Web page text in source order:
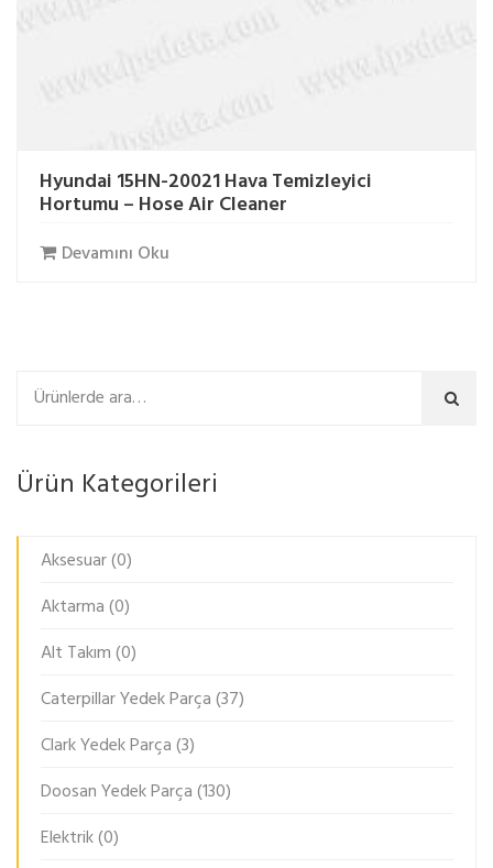
Hyundai 15HN-20021 Hava Temizleyici
Hortumu – Hose Air Cleaner
Devamını Oku
Ara
Ürün Kategorileri
Aksesuar(0)
Aktarma(0)
Alt Takım(0)
Caterpillar Yedek Parça(37)
Clark Yedek Parça(3)
Doosan Yedek Parça(130)
Elektrik(0)